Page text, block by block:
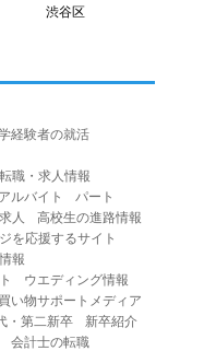
間の途中で、利用者
で次の各号に定める
以外の情報を登録す
スを利用する行為
知的財産権、プライ
る行為
える行為
渋谷区
経験者の就活
転職・求人情報
アルバイト
パート
人
高校生の進路情報
を応援するサイト
報
ウエディング情報
い物サポートメディア
・第二新卒
新卒紹介
会計士の転職